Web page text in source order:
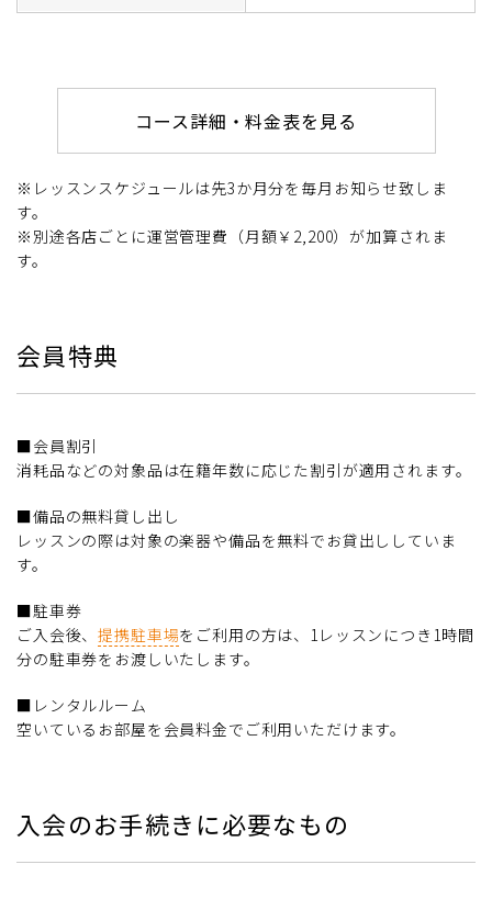
コース詳細・料金表を見る
※レッスンスケジュールは先3か月分を毎月お知らせ致しま
す。
※別途各店ごとに運営管理費（月額￥2,200）が加算されま
す。
会員特典
■会員割引
消耗品などの対象品は在籍年数に応じた割引が適用されます。
■備品の無料貸し出し
レッスンの際は対象の楽器や備品を無料でお貸出ししていま
す。
■駐車券
ご入会後、提携駐車場をご利用の方は、1レッスンにつき1時間
分の駐車券をお渡しいたします。
■レンタルルーム
空いているお部屋を会員料金でご利用いただけます。
入会のお手続きに必要なもの